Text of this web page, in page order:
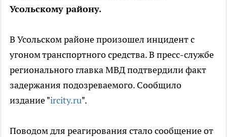
Усольскому району.
В Усольском районе произошел инцидент с
угоном транспортного средства. В пресс-службе
регионального главка МВД подтвердили факт
задержания подозреваемого. Сообщило
издание "ircity.ru".
Поводом для реагирования стало сообщение от